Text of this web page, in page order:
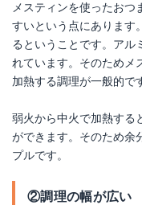
メスティンを使ったお
すいという点にあります
るということです。アル
れています。そのためメ
加熱する調理が一般的で
弱火から中火で加熱する
ができます。そのため余
プルです。
②調理の幅が広い